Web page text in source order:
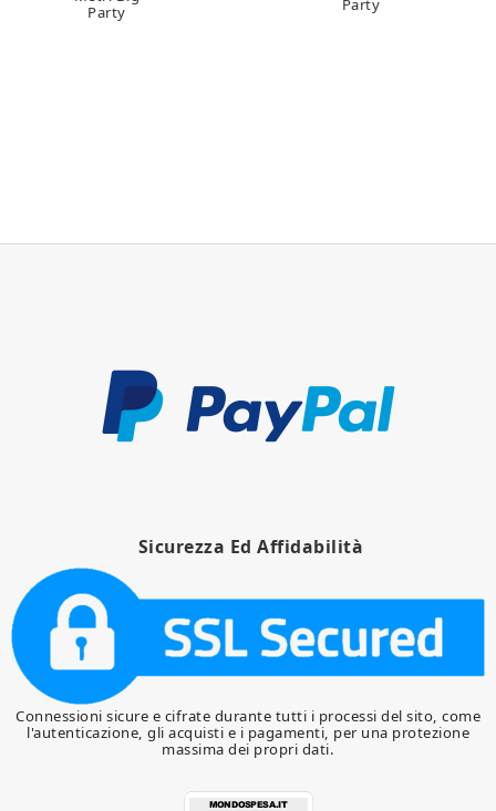
Party
Sicurezza Ed Affidabilità
Connessioni sicure e cifrate durante tutti i processi del sito, come
l'autenticazione, gli acquisti e i pagamenti, per una protezione
massima dei propri dati.